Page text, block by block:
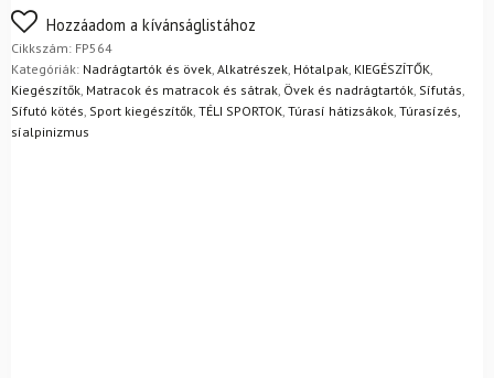
FoxPost
Nem biztos a választásában? Semmi gond – a terméket
egyszerűen visszaküldheti 14 napon belül, indoklás nélkül.
Mik a visszaküldés feltételei?
Hozzáadom a kívánságlistához
Cikkszám: FP564
Kategóriák: Nadrágtartók és övek Alkatrészek Hótalpak KIEGÉSZÍTŐK
Kiegészítők Matracok és matracok és sátrak Övek és nadrágtartók Sífutás
Sífutó kötés Sport kiegészítők TÉLI SPORTOK Túrasí hátizsákok Túrasízés,
síalpinizmus